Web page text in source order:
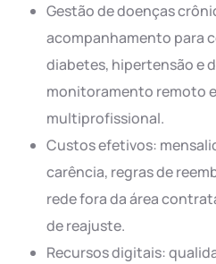
Gestão de doenças
acompanhamento para
diabetes, hipertensão e
monitoramento remoto
multiprofissional.
Custos efetivos:
carência, regras de
rede fora da área
de reajuste.
Recursos digitais: